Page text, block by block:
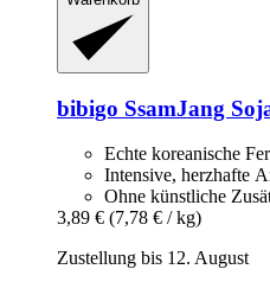
bibigo SsamJang
Echte koreanische
Intensive, herzhafte
Ohne künstliche
3,89 € (7,78 € / kg)
Zustellung bis 12. August